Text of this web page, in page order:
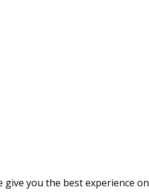
give you the best experience